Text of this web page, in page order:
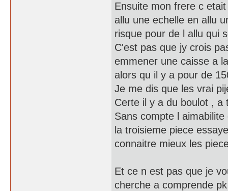
Ensuite mon frere c
allu une echelle en allu
risque pour de l allu qui
C'est pas que jy crois
emmener une caisse a
alors qu il y a pour de
Je me dis que les vrai
Certe il y a du boulot , a
Sans compte l
la troisieme piece
connaitre mieux les
Et ce n est pas que je
cherche a comprende